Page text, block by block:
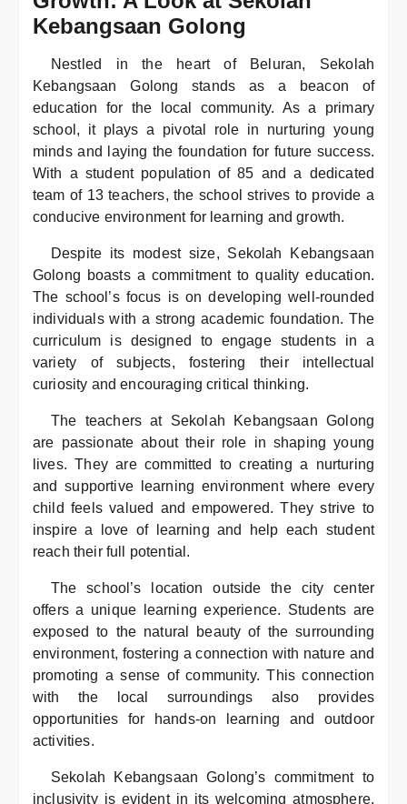
Kebangsaan Golong
Nestled in the heart of Beluran, Sekolah
Kebangsaan Golong stands as a beacon of
education for the local community. As a primary
school, it plays a pivotal role in nurturing young
minds and laying the foundation for future success.
With a student population of 85 and a dedicated
team of 13 teachers, the school strives to provide a
conducive environment for learning and growth.
Despite its modest size, Sekolah Kebangsaan
Golong boasts a commitment to quality education.
The school’s focus is on developing well-rounded
individuals with a strong academic foundation. The
curriculum is designed to engage students in a
variety of subjects, fostering their intellectual
curiosity and encouraging critical thinking.
The teachers at Sekolah Kebangsaan Golong
are passionate about their role in shaping young
lives. They are committed to creating a nurturing
and supportive learning environment where every
child feels valued and empowered. They strive to
inspire a love of learning and help each student
reach their full potential.
The school’s location outside the city center
offers a unique learning experience. Students are
exposed to the natural beauty of the surrounding
environment, fostering a connection with nature and
promoting a sense of community. This connection
with the local surroundings also provides
opportunities for hands-on learning and outdoor
activities.
Sekolah Kebangsaan Golong’s commitment to
inclusivity is evident in its welcoming atmosphere.